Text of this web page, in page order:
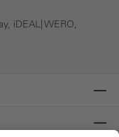
iDEAL| WERO,